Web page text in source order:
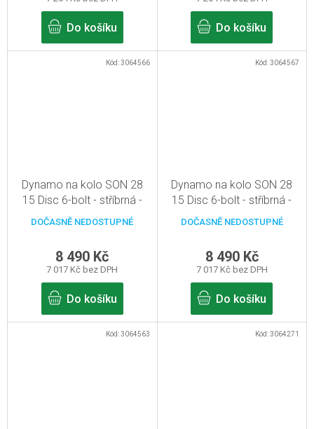
Do košíku Do košíku
Dynamo na kolo SON 28
15 Disc 6-bolt - stříbrná -
32d, pevná osa 15mm
DOČASNĚ NEDOSTUPNÉ
7 017 Kč bez DPH
8 490 Kč
Do košíku
Kód:3064566
Dynamo na kolo SON 28
15 Disc 6-bolt - stříbrná -
36d, pevná osa 15mm
DOČASNĚ NEDOSTUPNÉ
7 017 Kč bez DPH
8 490 Kč
Do košíku
Kód:3064567
Kód:3064563 Kód:3064271